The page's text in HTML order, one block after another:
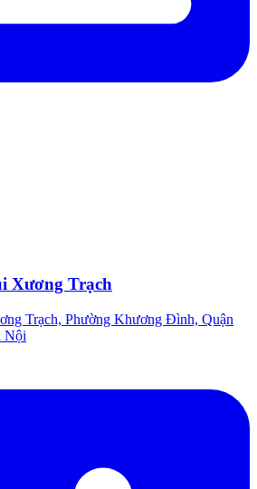
Xương Trạch
Trạch, Phường Khương Đình, Quận
Nội